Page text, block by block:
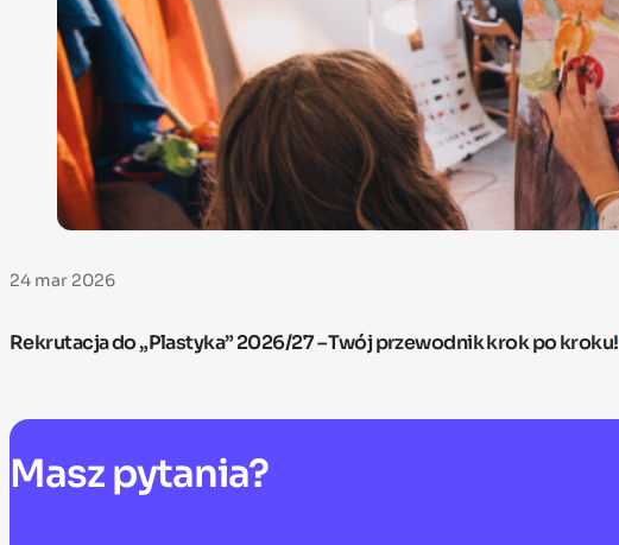
24 mar 2026
Rekrutacja do „Plastyka” 2026/27 – Twój przewodnik krok po kroku!
Masz pytania?